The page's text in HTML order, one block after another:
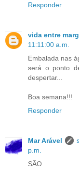
Responder
vida entre
11:11:00 a.m.
Embalada nas
será o ponto
despertar...
Boa semana!!!
Responder
Mar Arável
p.m.
SÃO